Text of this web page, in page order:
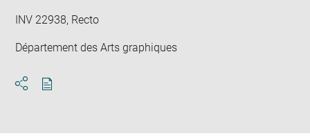
INV 22938, Recto
Département des Arts graphiques